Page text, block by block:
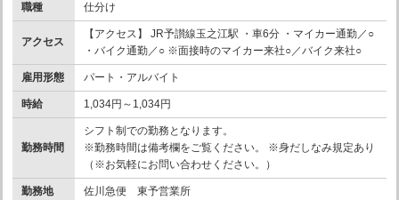
職種 仕分け
アクセス
【アクセス】 JR予讃線玉之江駅 ・車6分 ・マイカー通勤／○
・バイク通勤／○ ※面接時のマイカー来社○／バイク来社○
雇用形態 パート・アルバイト
時給 1,034円～1,034円
勤務時間
シフト制での勤務となります。
※勤務時間は備考欄をご覧ください。 ※身だしなみ規定あり
（※お気軽にお問い合わせください。）
勤務地 佐川急便 東予営業所